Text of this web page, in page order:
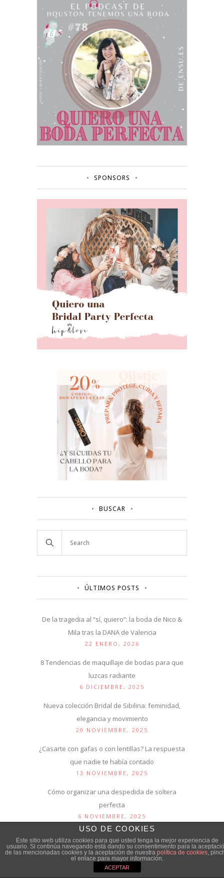
SPONSORS
BUSCAR
ÚLTIMOS POSTS
De la tragedia al “sí, quiero”: la boda de Nico &
Mila tras la DANA de Valencia
22 ENERO, 2026
8 Tendencias de maquillaje de bodas para que
luzcas radiante
6 DICIEMBRE, 2025
Nueva colección Bridal de Sibilina: feminidad,
elegancia y movimiento
20 NOVIEMBRE, 2025
¿Casarte con gafas o con lentillas? La respuesta
que nadie te había contado
13 NOVIEMBRE, 2025
Cómo organizar una despedida de soltera
perfecta
6 NOVIEMBRE, 2025
CATEGORÍAS
USO DE COOKIES
Este sitio web utiliza cookies para que usted tenga la mejor experiencia de
usuario. Si continúa navegando está dando su consentimiento para la
de las mencionadas cookies y la aceptación de nuestra política de cookies,
el enlace para mayor información.
ACEPTAR